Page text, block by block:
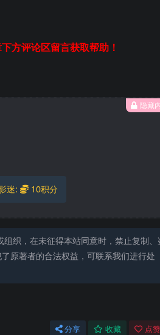
方评论区留言获取帮助！
隐藏
迷: 10积分
织，在未征得本站同意时，禁止复制、
原著者的合法权益，可联系我们进行处
分享 收藏 点